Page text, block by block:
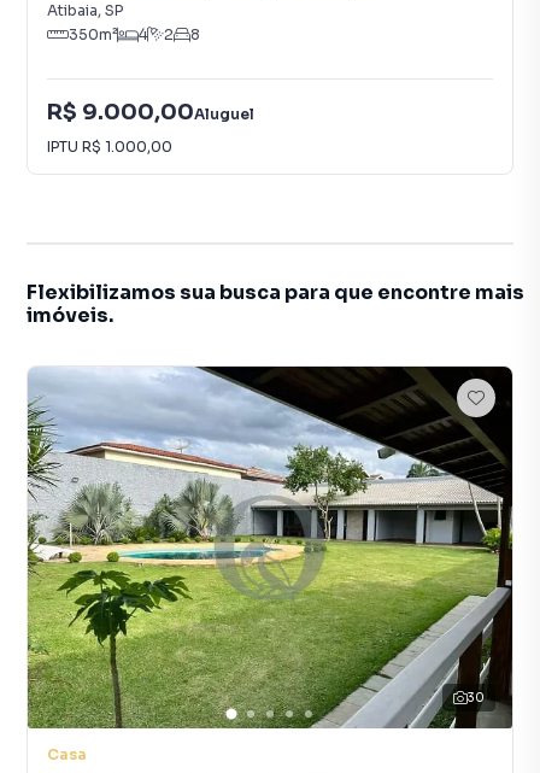
Atibaia, SP
350m² 4 2 8
R$ 9.000,00Aluguel
IPTU R$ 1.000,00
Flexibilizamos sua busca para que encontre mais
imóveis.
30
Casa